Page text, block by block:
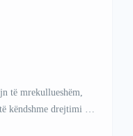
të mrekullueshëm,
këndshme drejtimi në